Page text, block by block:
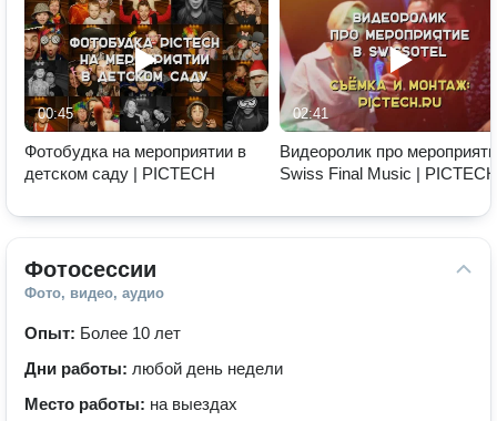
00:45
Фотобудка на мероприятии в
детском саду | PICTECH
02:41
Видеоролик про
Swiss Final Music | PICTECH
Фотосессии
Фото, видео, аудио
Опыт: Более 10 лет
Дни работы: любой день недели
Место работы: на выездах